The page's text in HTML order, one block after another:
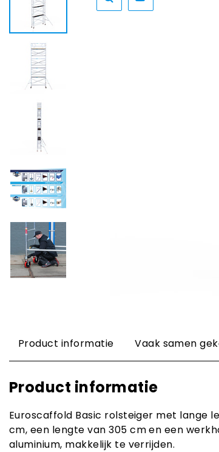
Product informatie Vaak samen
Product informatie
Euroscaffold Basic rolsteiger met lange
cm, een lengte van 305 cm en een
aluminium, makkelijk te verrijden.